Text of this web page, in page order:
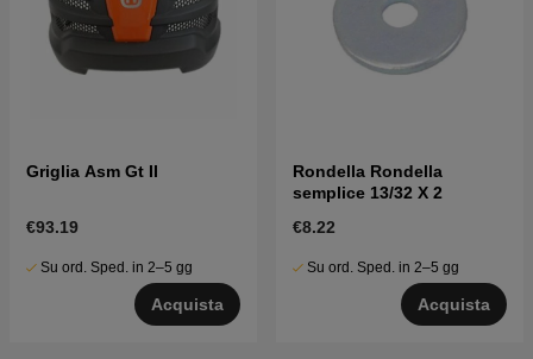
Griglia Asm Gt II
€93.19
Su ord. Sped. in 2–5 gg
Acquista
Rondella Rondella
semplice 13/32 X 2
€8.22
Su ord. Sped. in 2–5 gg
Acquista